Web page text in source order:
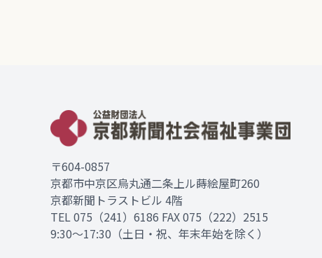
〒604-0857
京都市中京区烏丸通二条上ル蒔絵屋町260
京都新聞トラストビル 4階
TEL075（241）6186 FAX 075（222）2515
9:30～17:30（土日・祝、年末年始を除く）